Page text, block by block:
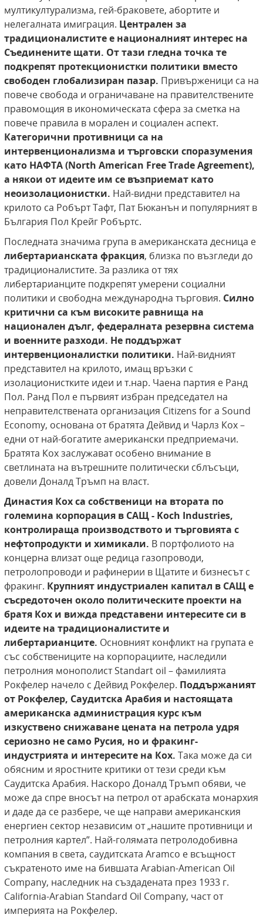
мултикултурализма, гей-браковете, абортите и
нелегалната имиграция. Централен за
традиционалистите е националният интерес на
Съединените щати. От тази гледна точка те
подкрепят протекционистки политики вместо
свободен глобализиран пазар. Привърженици са на
повече свобода и ограничаване на правителствените
правомощия в икономическата сфера за сметка на
повече правила в морален и социален аспект.
Категорични противници са на
интервенционализма и търговски споразумения
като НАФТА (North American Free Trade Agreement),
а някои от идеите им се възприемат като
неоизолационистки. Най-видни представител на
крилото са Робърт Тафт, Пат Бюканън и популярният в
България Пол Крейг Робъртс.
Последната значима група в американската десница е
либертарианската фракция, близка по възгледи до
традиционалистите. За разлика от тях
либертарианците подкрепят умерени социални
политики и свободна международна търговия. Силно
критични са към високите равнища на
национален дълг, федералната резервна система
и военните разходи. Не поддържат
интервенционалистки политики. Най-видният
представител на крилото, имащ връзки с
изолационистките идеи и т.нар. Чаена партия е Ранд
Пол. Ранд Пол е първият избран председател на
неправителствената организация Citizens for a Sound
Economy, основана от братята Дейвид и Чарлз Кох –
едни от най-богатите американски предприемачи.
Братята Кох заслужават особено внимание в
светлината на вътрешните политически сблъсъци,
довели Доналд Тръмп на власт.
Династия Кох са собственици на втората по
големина корпорация в САЩ - Koch Industries,
контролираща производството и търговията с
нефтопродукти и химикали. В портфолиото на
концерна влизат още редица газопроводи,
петролопроводи и рафинерии в Щатите и бизнесът с
фракинг. Крупният индустриален капитал в САЩ е
съсредоточен около политическите проекти на
братя Кох и вижда представени интересите си в
идеите на традиционалистите и
либертарианците. Основният конфликт на групата е
със собствениците на корпорациите, наследили
петролния монополист Standart oil – фамилията
Рокфелер начело с Дейвид Рокфелер. Поддържаният
от Рокфелер, Саудитска Арабия и настоящата
американска администрация курс към
изкуствено снижаване цената на петрола удря
сериозно не само Русия, но и фракинг-
индустрията и интересите на Кох. Така може да си
обясним и яростните критики от тези среди към
Саудитска Арабия. Наскоро Доналд Тръмп обяви, че
може да спре вносът на петрол от арабската монархия
и даде да се разбере, че ще направи американския
енергиен сектор независим от „нашите противници и
петролния картел”. Най-голямата петролодобивна
компания в света, саудитската Aramco е всъщност
съкратеното име на бившата Arabian-American Oil
Company, наследник на създадената през 1933 г.
California-Arabian Standard Oil Company, част от
империята на Рокфелер.